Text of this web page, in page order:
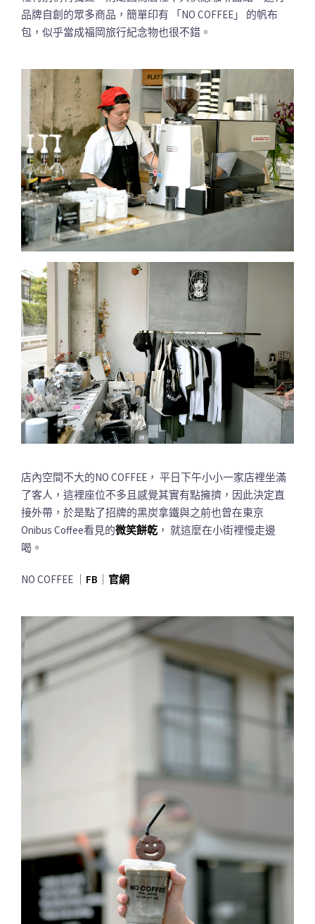
品牌自創的眾多商品，簡單印有 「NO COFFEE」 的帆布
包，似乎當成福岡旅行紀念物也很不錯。
店內空間不大的NO COFFEE， 平日下午小小一家店裡坐滿
了客人，這裡座位不多且感覺其實有點擁擠，因此決定直
接外帶，於是點了招牌的黑炭拿鐵與之前也曾在東京
Onibus Coffee看見的微笑餅乾 ， 就這麼在小街裡慢走邊
喝。
NO COFFEE ｜ FB 官網